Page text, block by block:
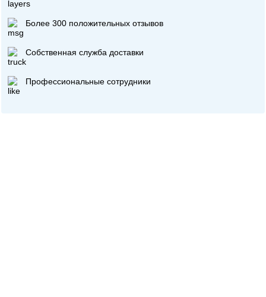
Более 300 положительных отзывов
Собственная служба доставки
Профессиональные сотрудники